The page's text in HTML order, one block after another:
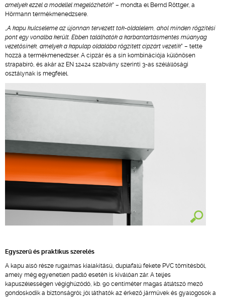
amelyek ezzel a modellel megelőzhetők” – mondta el Bernd Röttger, a
Hörmann termékmenedzsere.
„A kapu kulcseleme az újonnan tervezett tok-oldalelem, ahol minden rögzítési
pont egy vonalba került. Ebben találhatók a karbantartásmentes műanyag
vezetősínek, amelyek a kapulap oldalába rögzített cipzárt vezetik” – tette
hozzá a termékmenedzser. A cipzár és a sín kombinációja különösen
strapabíró, és akár az EN 12424 szabvány szerinti 3-as szélállósági
osztálynak is megfelel.
Egyszerű és praktikus szerelés
A kapu alsó része rugalmas kialakítású, duplafalú fekete PVC tömítésből,
amely még egyenetlen padló esetén is kiválóan zár. A teljes
kapuszélességen végighúzódó, kb. 90 centiméter magas átlátszó mező
gondoskodik a biztonságról: jól láthatók az érkező járművek és gyalogosok a